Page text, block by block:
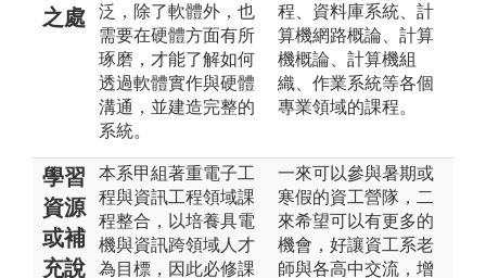
之處
泛，除了軟體外，也
需要在硬體方面有所
琢磨，才能了解如何
透過軟體實作與硬體
溝通，並建造完整的
系統。
程、資料庫系統、計
算機網路概論、計算
機概論、計算機組
織、作業系統等各個
專業領域的課程。
學習
資源
或補
充說
本系甲組著重電子工
程與資訊工程領域課
程整合，以培養具電
機與資訊跨領域人才
為目標，因此必修課
一來可以參與暑期或
寒假的資工營隊，二
來希望可以有更多的
機會，好讓資工系老
師與各高中交流，增